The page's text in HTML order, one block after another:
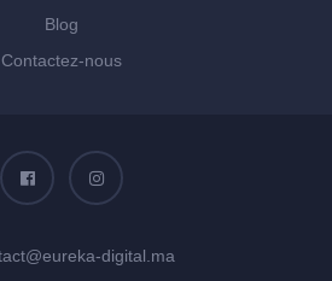
Blog
Contactez-nous
digital.ma